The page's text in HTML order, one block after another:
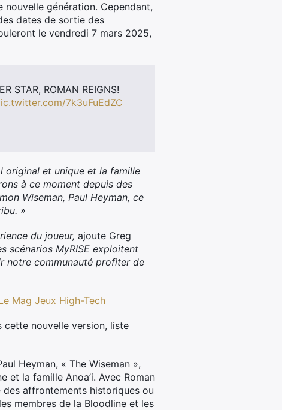
génération. Cependant,
dates de sortie des
le vendredi 7 mars 2025,
STAR, ROMAN REIGNS!
7k3uFuEdZC
original et unique et la famille
à ce moment depuis des
Wiseman, Paul Heyman, ce
»
du joueur, ajoute Greg
scénarios MyRISE exploitent
notre communauté profiter de
Mag Jeux High-Tech
cette nouvelle version, liste
Heyman, « The Wiseman »,
et la famille Anoa’i. Avec Roman
des affrontements historiques ou
membres de la Bloodline et les